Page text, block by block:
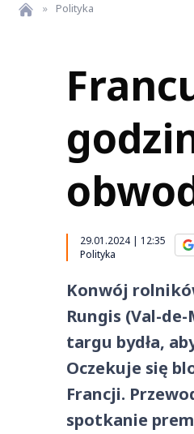
» Polityka
29.01.2024 | 12:35
Polityka
Konwój
Rungis (Val-
targu bydła,
Oczekuje się
Francji.
spotkanie